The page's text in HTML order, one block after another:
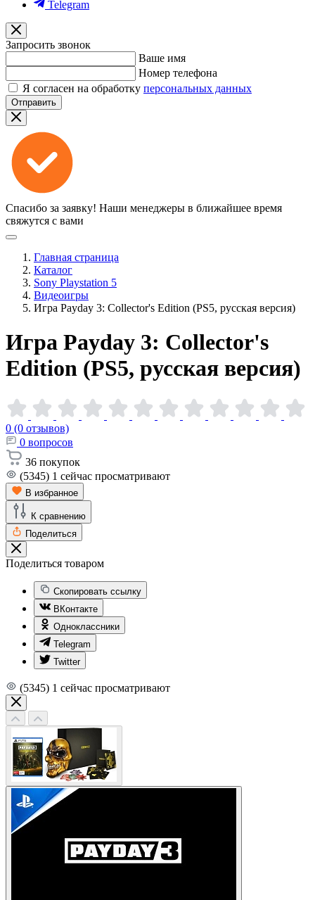
Telegram
Запросить звонок
Ваше имя
Номер телефона
Я согласен на обработку персональных данных
Отправить
Спасибо за заявку! Наши менеджеры в ближайшее время
свяжутся с вами
Главная страница
Каталог
Sony Playstation 5
Видеоигры
Игра Payday 3: Collector's Edition (PS5, русская версия)
Игра Payday 3: Collector's
Edition (PS5, русская версия)
0 (0 отзывов)
0 вопросов
36 покупок
(5345) 1 сейчас просматривают
В избранное
К сравнению
Поделиться
Поделиться товаром
Скопировать ссылку
ВКонтакте
Одноклассники
Telegram
Twitter
(5345) 1 сейчас просматривают